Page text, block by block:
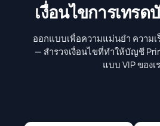
เงื่อนไขการเทร
ออกแบบเพื่อความแม่นยำ ความ
— สำรวจเงื่อนไขที่ทำให้บัญชี
แบบ VIP ของเ